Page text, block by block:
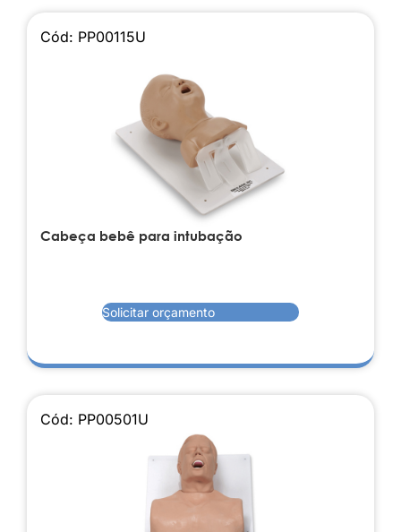
Cód: PP00115U
Cabeça bebê para intubação
Solicitar orçamento
Cód: PP00501U